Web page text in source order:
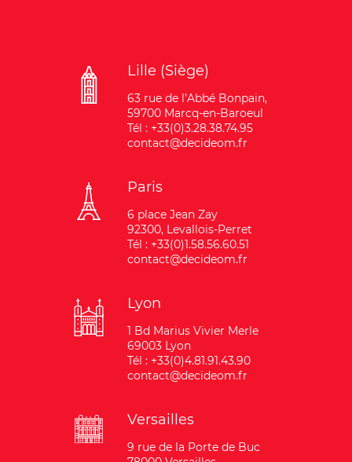
Lille (Siège)
63 rue de l’Abbé Bonpain,
59700 Marcq-en-Baroeul
Tél : +33(0)3.28.38.74.95
contact@decideom.fr
Paris
6 place Jean Zay
92300, Levallois-Perret
Tél : +33(0)1.58.56.60.51
contact@decideom.fr
Lyon
1 Bd Marius Vivier Merle
69003 Lyon
Tél : +33(0)4.81.91.43.90
contact@decideom.fr
Versailles
9 rue de la Porte de Buc